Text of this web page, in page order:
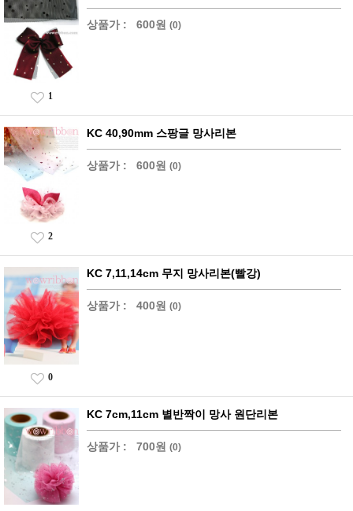
상품가 : 600원 (0)
1
KC 40,90mm 스팡글 망사리본
상품가 : 600원 (0)
2
KC 7,11,14cm 무지 망사리본(빨강)
상품가 : 400원 (0)
0
KC 7cm,11cm 별반짝이 망사 원단리본
상품가 : 700원 (0)